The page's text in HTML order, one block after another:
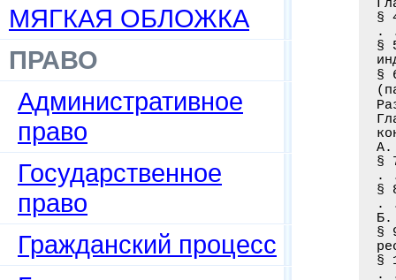
МЯГКАЯ ОБЛОЖКА
ПРАВО
Административное
право
Государственное
право
Гражданский процесс
§
.
§
§
А.
§
.
§
.
Б.
§
§
.